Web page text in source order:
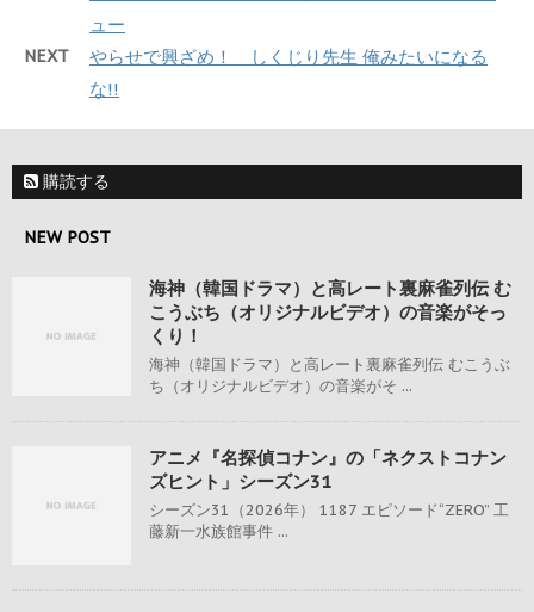
ュー
NEXT
やらせで興ざめ！ しくじり先生 俺みたいになる
な!!
購読する
NEW POST
海神（韓国ドラマ）と高レート裏麻雀列伝 む
こうぶち（オリジナルビデオ）の音楽がそっ
くり！
海神（韓国ドラマ）と高レート裏麻雀列伝 むこうぶ
ち（オリジナルビデオ）の音楽がそ ...
アニメ『名探偵コナン』の「ネクストコナン
ズヒント」シーズン31
シーズン31（2026年） 1187 エピソード“ZERO” 工
藤新一水族館事件 ...